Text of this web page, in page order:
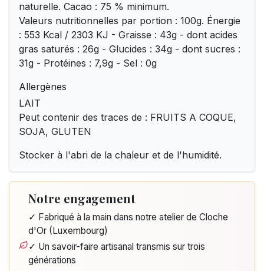
naturelle. Cacao : 75 % minimum.
Valeurs nutritionnelles par portion : 100g. Énergie
: 553 Kcal / 2303 KJ - Graisse : 43g - dont acides
gras saturés : 26g - Glucides : 34g - dont sucres :
31g - Protéines : 7,9g - Sel : 0g
Allergènes
LAIT
Peut contenir des traces de : FRUITS A COQUE,
SOJA, GLUTEN
Stocker à l'abri de la chaleur et de l'humidité.
Notre engagement
✓ Fabriqué à la main dans notre atelier de Cloche
d'Or (Luxembourg)
✓ Un savoir-faire artisanal transmis sur trois
générations